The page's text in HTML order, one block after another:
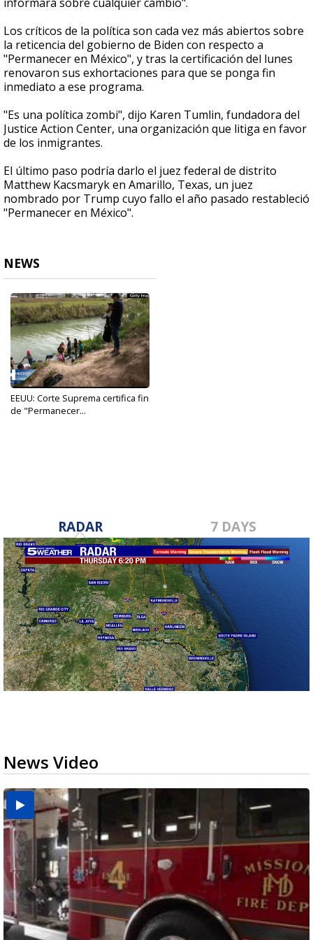
Los críticos de la política son cada vez más abiertos sobre
la reticencia del gobierno de Biden con respecto a
"Permanecer en México", y tras la certificación del lunes
renovaron sus exhortaciones para que se ponga fin
inmediato a ese programa.
"Es una política zombi", dijo Karen Tumlin, fundadora del
Justice Action Center, una organización que litiga en favor
de los inmigrantes.
El último paso podría darlo el juez federal de distrito
Matthew Kacsmaryk en Amarillo, Texas, un juez
nombrado por Trump cuyo fallo el año pasado restableció
"Permanecer en México".
NEWS
EEUU: Corte Suprema certifica fin
de "Permanecer...
RADAR 7 DAYS
News Video